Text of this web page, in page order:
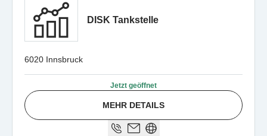
DISK Tankstelle
6020 Innsbruck
Jetzt geöffnet
MEHR DETAILS